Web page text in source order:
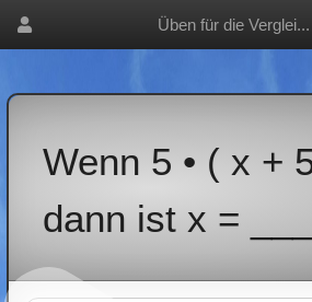
Üben für die Verglei...
Wenn 5 • ( x +
dann ist x = ____